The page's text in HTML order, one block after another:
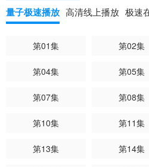
机构。他们不仅要破坏日军密码系统
更半点儿不懂密码学的事实。身份背景
后，秘密成为了一名共产党员，踏上了
兄弟即将面临着人生道路上的重大考验
量子极速播放 高清线上播放 极速
第01集 第02集
第04集 第05集
第07集 第08集
第10集 第11集
第13集 第14集